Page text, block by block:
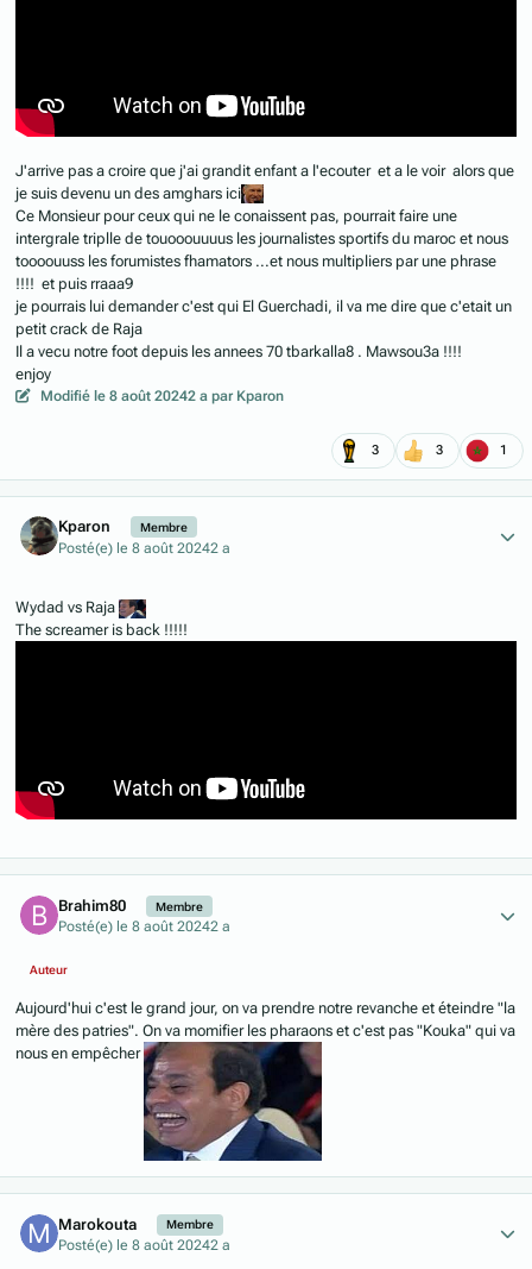
J'arrive pas a croire que j'ai grandit enfant a l'ecouter et a le voir alors que
je suis devenu un des amghars ici
Ce Monsieur pour ceux qui ne le conaissent pas, pourrait faire une
intergrale triplle de touooouuuus les journalistes sportifs du maroc et nous
toooouuss les forumistes fhamators ...et nous multipliers par une phrase
!!!! et puis rraaa9
je pourrais lui demander c'est qui El Guerchadi, il va me dire que c'etait un
petit crack de Raja
Il a vecu notre foot depuis les annees 70 tbarkalla8 . Mawsou3a !!!!
enjoy
Modifiéle 8 août 20242 a par Kparon
3 3 1
Kparon Membre
Posté(e) le 8 août 20242 a
Wydad vs Raja
The screamer is back !!!!!
Brahim80 Membre
Posté(e) le 8 août 20242 a
Auteur
Aujourd'hui c'est le grand jour, on va prendre notre revanche et éteindre "la
mère des patries". On va momifier les pharaons et c'est pas "Kouka" qui va
nous en empêcher
Marokouta Membre
Posté(e) le 8 août 20242 a